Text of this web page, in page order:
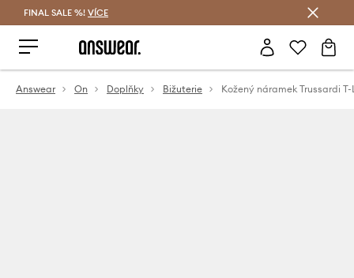
FINAL SALE %! VÍCE
Answear On Doplňky Bižuterie